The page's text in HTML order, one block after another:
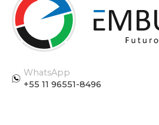
WhatsApp
+55 11 96551-8496